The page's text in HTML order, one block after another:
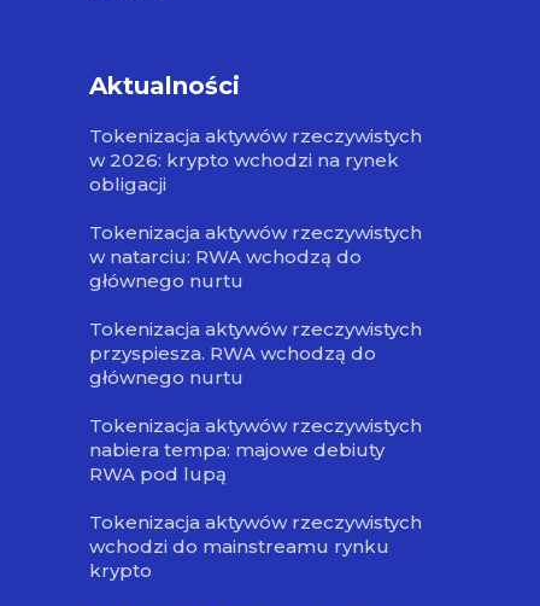
Aktualności
Tokenizacja aktywów rzeczywistych
w 2026: krypto wchodzi na rynek
obligacji
Tokenizacja aktywów rzeczywistych
w natarciu: RWA wchodzą do
głównego nurtu
Tokenizacja aktywów rzeczywistych
przyspiesza. RWA wchodzą do
głównego nurtu
Tokenizacja aktywów rzeczywistych
nabiera tempa: majowe debiuty
RWA pod lupą
Tokenizacja aktywów rzeczywistych
wchodzi do mainstreamu rynku
krypto